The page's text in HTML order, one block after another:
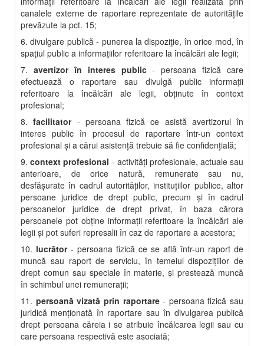
canalele externe de raportare reprezentate de autorităţile
prevăzute la pct. 15;
6. divulgare publică - punerea la dispoziţie, în orice mod, în
spaţiul public a informaţiilor referitoare la încălcări ale legii;
7. avertizor în interes public- persoana fizică care
efectuează o raportare sau divulgă public informaţii
referitoare la încălcări ale legii, obţinute în context
profesional;
8.facilitator- persoana fizică ce asistă avertizorul în
interes public în procesul de raportare într-un context
profesional şi a cărui asistenţă trebuie să fie confidenţială;
9.context profesional - activităţi profesionale, actuale sau
anterioare, de orice natură, remunerate sau nu,
desfăşurate în cadrul autorităţilor, instituţiilor publice, altor
persoane juridice de drept public, precum şi în cadrul
persoanelor juridice de drept privat, în baza cărora
persoanele pot obţine informaţii referitoare la încălcări ale
legii şi pot suferi represalii în caz de raportare a acestora;
10. lucrător- persoana fizică ce se află într-un raport de
muncă sau raport de serviciu, în temeiul dispoziţiilor de
drept comun sau speciale în materie, şi prestează muncă
în schimbul unei remuneraţii;
11. persoană vizată prin raportare- persoana fizică sau
juridică menţionată în raportare sau în divulgarea publică
drept persoana căreia i se atribuie încălcarea legii sau cu
care persoana respectivă este asociată;